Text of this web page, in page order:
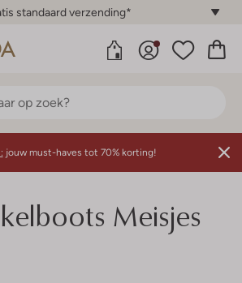
standaard verzending*
jouw must-haves tot 70% korting!
Meisjes